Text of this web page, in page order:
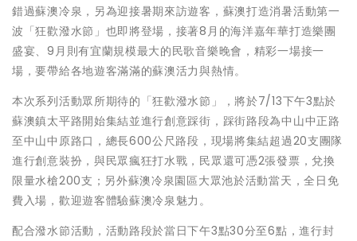
錯過蘇澳冷泉，另為迎接暑期來訪遊客，蘇澳打造消暑活動第一
波「狂歡潑水節」也即將登場，接著8月的海洋嘉年華打造樂團
盛宴、9月則有宜蘭規模最大的民歌音樂晚會，精彩一場接一
場，要帶給各地遊客滿滿的蘇澳活力與熱情。
本次系列活動眾所期待的「狂歡潑水節」，將於7/13下午3點於
蘇澳鎮太平路開始集結並進行創意踩街，踩街路段為中山中正路
至中山中原路口，總長600公尺路段，現場將集結超過20支團隊
進行創意裝扮，與民眾瘋狂打水戰，民眾還可憑2張發票，兌換
限量水槍200支；另外蘇澳冷泉園區大眾池於活動當天，全日免
費入場，歡迎遊客體驗蘇澳冷泉魅力。
配合潑水節活動，活動路段於當日下午3點30分至6點，進行封